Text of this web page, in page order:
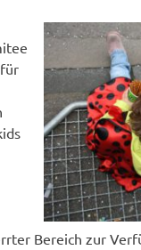
Bereich zur